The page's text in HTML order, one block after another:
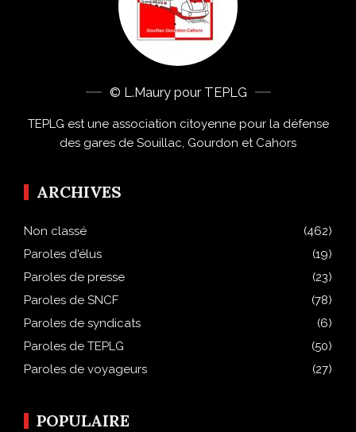
© L.Maury pour TEPLG
TEPLG est une association citoyenne pour la défense
des gares de Souillac, Gourdon et Cahors
ARCHIVES
Non classé
(462)
Paroles d'élus
(19)
Paroles de presse
(23)
Paroles de SNCF
(78)
Paroles de syndicats
(6)
Paroles de TEPLG
(50)
Paroles de voyageurs
(27)
POPULAIRE